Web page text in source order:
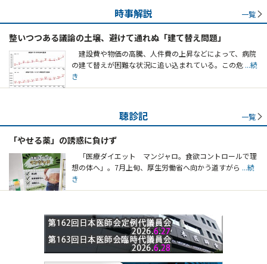
時事解説 一覧
整いつつある議論の土壌、避けて通れぬ「建て替え問題」
建設費や物価の高騰、人件費の上昇などによって、病院
の建て替えが困難な状況に追い込まれている。この危 ...続
き
聴診記 一覧
「やせる薬」の誘惑に負けず
「医療ダイエット マンジャロ。食欲コントロールで理
想の体へ」。7月上旬、厚生労働省へ向かう道すがら ...続
き